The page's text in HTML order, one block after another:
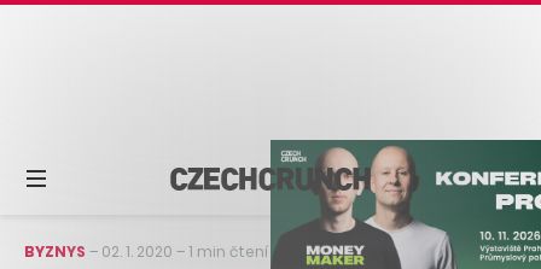
BYZNYS – 02. 1. 2020 –1 min čtení